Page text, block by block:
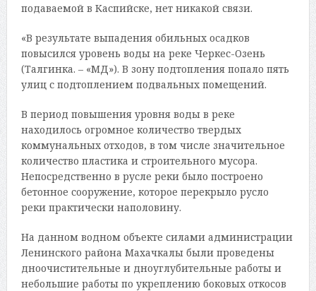
подаваемой в Каспийске, нет никакой связи.
«В результате выпадения обильных осадков
повысился уровень воды на реке Черкес-Озень
(Талгинка. – «МД»). В зону подтопления попало пять
улиц с подтоплением подвальных помещений.
В период повышения уровня воды в реке
находилось огромное количество твердых
коммунальных отходов, в том числе значительное
количество пластика и строительного мусора.
Непосредственно в русле реки было построено
бетонное сооружение, которое перекрыло русло
реки практически наполовину.
На данном водном объекте силами администрации
Ленинского района Махачкалы были проведены
дноочистительные и дноуглубительные работы и
небольшие работы по укреплению боковых откосов